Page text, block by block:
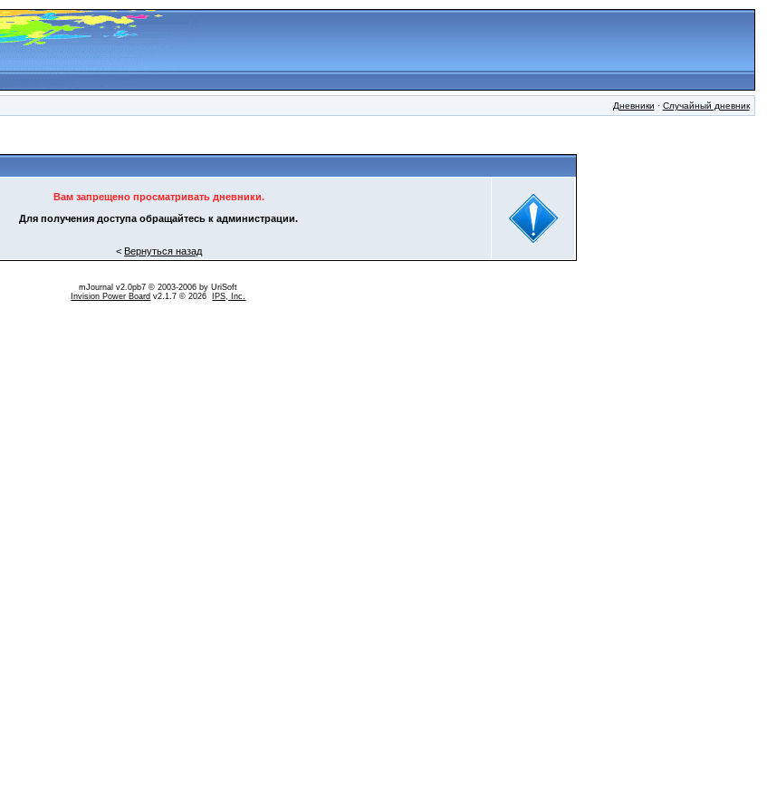
Дневники · Случайный дневник
Вам запрещено просматривать дневники.
Для получения доступа обращайтесь к администрации.
< Вернуться назад
mJournal v2.0pb7 © 2003-2006 byUriSoft
Invision Power Board v2.1.7 © 2026 IPS, Inc.